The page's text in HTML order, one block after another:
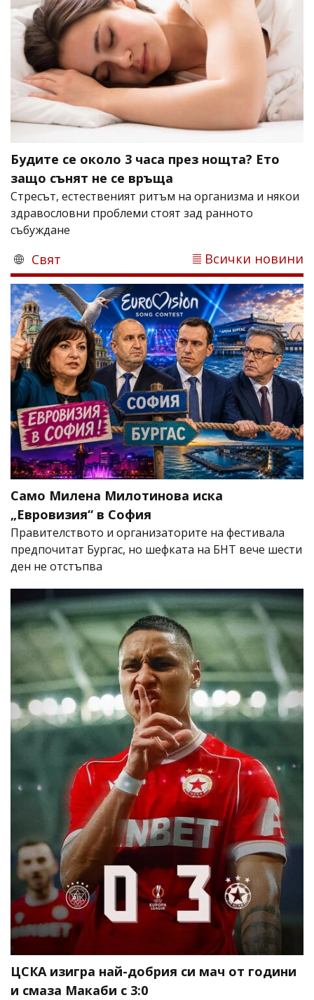
Будите се около 3 часа през нощта? Ето
защо сънят не се връща
Стресът, естественият ритъм на организма и някои
здравословни проблеми стоят зад ранното
събуждане
Свят Всички новини
Само Милена Милотинова иска
„Евровизия“ в София
Правителството и организаторите на фестивала
предпочитат Бургас, но шефката на БНТ вече шести
ден не отстъпва
ЦСКА изигра най-добрия си мач от години
и смаза Макаби с 3:0